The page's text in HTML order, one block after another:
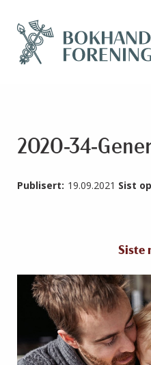
2020-34-
Publisert: 19.09.2021 Sist
Siste